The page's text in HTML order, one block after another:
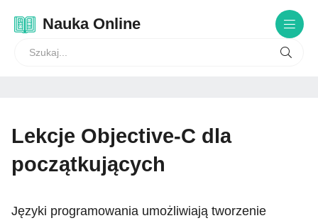
Nauka Online
Lekcje Objective-C dla
początkujących
Języki programowania umożliwiają tworzenie